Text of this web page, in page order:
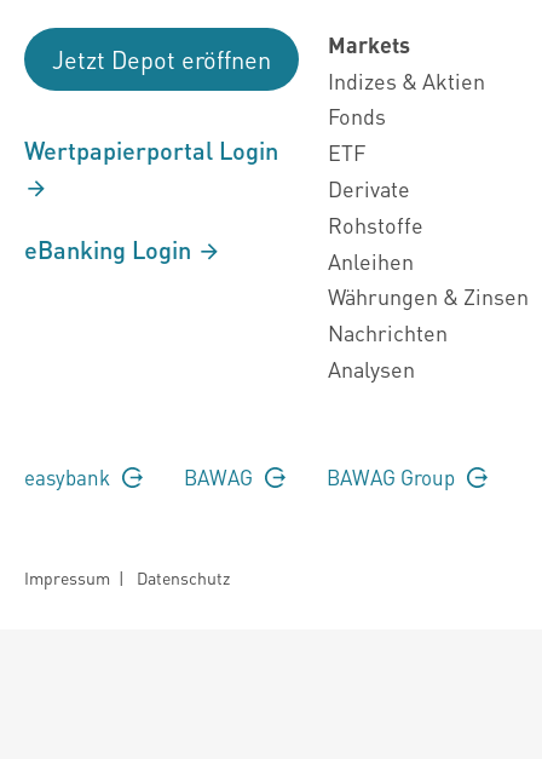
Jetzt Depot eröffnen
Wertpapierportal Login
eBanking Login
Markets
Indizes & Aktien
Fonds
ETF
Derivate
Rohstoffe
Anleihen
Währungen & Zinsen
Nachrichten
Analysen
easybank BAWAG BAWAG Group
Impressum | Datenschutz